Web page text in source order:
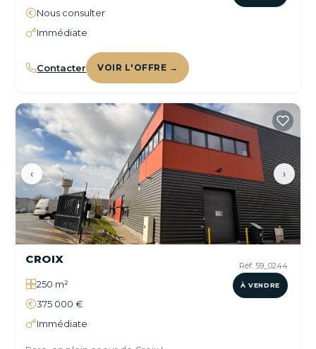
Nous consulter
Immédiate
Contacter VOIR L'OFFRE →
‹ ›
Réf. 59_0244
À VENDRE
CROIX
250 m²
375 000 €
Immédiate